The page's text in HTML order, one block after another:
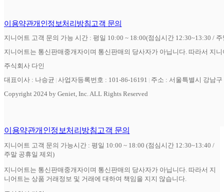
이용약관개인정보처리방침고객 문의
지니어트 고객 문의 가능 시간 : 평일 10:00 ~ 18:00(점심시간 12:30~13:30 /
지니어트는 통신판매중개자이며 통신판매의 당사자가 아닙니다. 따라서 지
주식회사 다인
대표이사 : 나승균 사업자등록번호 : 101-86-16191
주소 : 서울특별시 강남
Copyright 2024 by Geniet, Inc. ALL Rights Reserved
이용약관개인정보처리방침고객 문의
지니어트 고객 문의 가능시간 : 평일 10:00 ~ 18:00 (점심시간 12:30~13:40 /
주말 공휴일 제외)
지니어트는 통신판매중개자이며 통신판매의 당사자가 아닙니다. 따라서 지
니어트는 상품 거래정보 및 거래에 대하여 책임을 지지 않습니다.